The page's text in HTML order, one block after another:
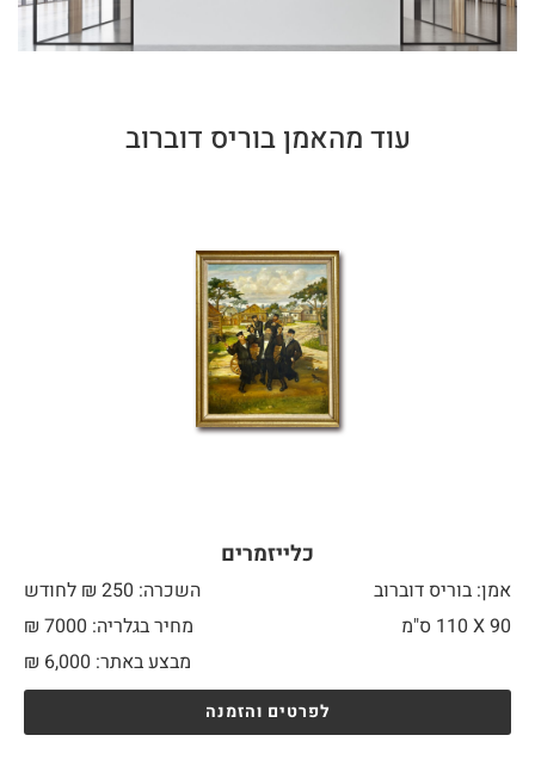
עוד מהאמן בוריס דוברוב
כלייזמרים
אמן: בוריס דוברוב
השכרה: 250 ₪ לחודש
90 X
מחיר בגלריה: 7000 ₪
מבצע באתר:
₪ 6,000
לפרטים והזמנה